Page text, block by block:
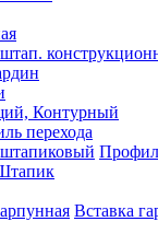
Контурный
перехода
Вставка